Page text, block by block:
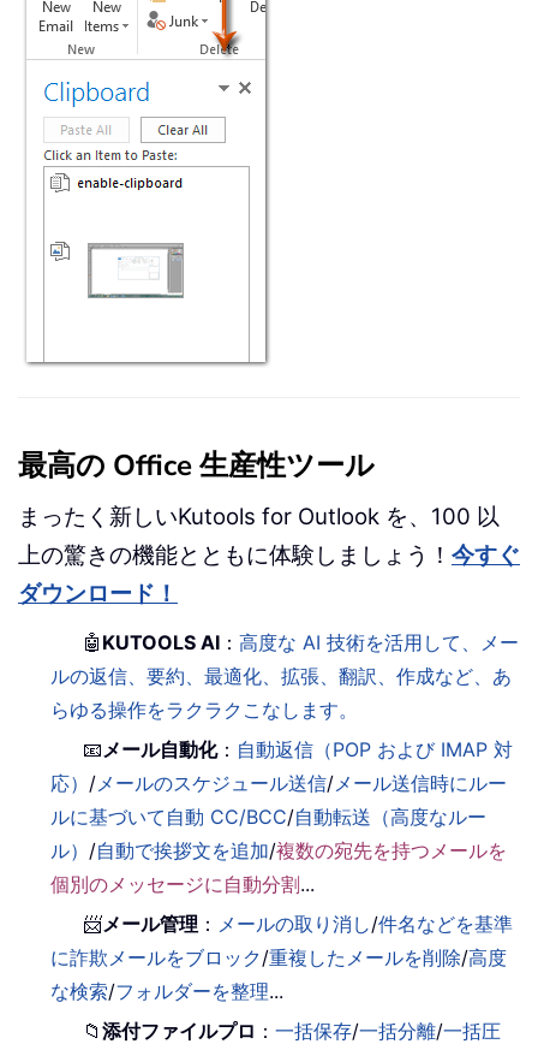
最高の Office 生産性ツール
まったく新しいKutools for Outlook を、100 以
上の驚きの機能とともに体験しましょう！ 今すぐ
ダウンロード！
🤖 KUTOOLS AI ：高度な AI 技術を活用して、メー
ルの返信、要約、最適化、拡張、翻訳、作成など、あ
らゆる操作をラクラクこなします。
📧 メール自動化： 自動返信（POP および IMAP 対
応） / メールのスケジュール送信/ メール送信時にルー
ルに基づいて自動 CC/BCC/自動転送（高度なルー
ル） /自動で挨拶文を追加/複数の宛先を持つメールを
個別のメッセージに自動分割...
📨メール管理 ： メールの取り消し/件名などを基準
に詐欺メールをブロック/重複したメールを削除/高度
な検索/フォルダーを整理...
📁添付ファイルプロ ：一括保存/一括分離/一括圧